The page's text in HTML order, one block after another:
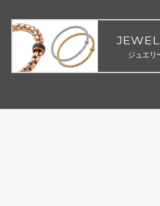
ジュエリ